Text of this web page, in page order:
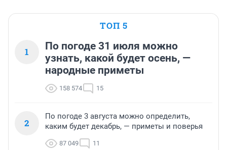
ТОП 5
1
По погоде 31 июля можно
узнать, какой будет осень, —
народные приметы
158 574 15
2
По погоде 3 августа можно определить,
каким будет декабрь, — приметы и поверья
87 049 11